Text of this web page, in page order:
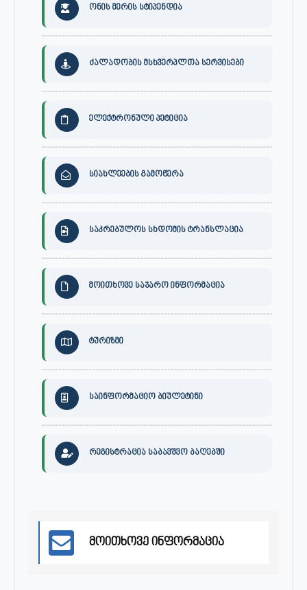
ონის მერის სტიპენდია
ძალადობის მსხვერპლთა სერვისები
ელექტრონული პეტიცია
სიახლეების გამოწერა
საკრებულოს სხდომის ტრანსლაცია
მოითხოვე საჯარო ინფორმაცია
ტურიზმი
საინფორმაციო ბიულეტინი
რეგისტრაცია საბავშვო ბაღებში
მოითხოვე ინფორმაცია